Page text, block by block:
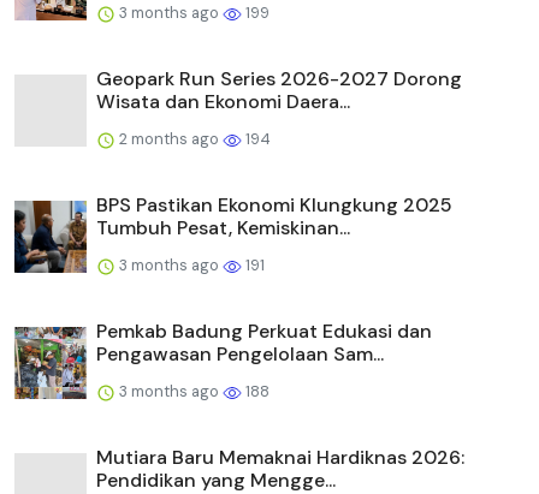
3 months ago 199
Geopark Run Series 2026-2027 Dorong
Wisata dan Ekonomi Daera...
2 months ago 194
BPS Pastikan Ekonomi Klungkung 2025
Tumbuh Pesat, Kemiskinan...
3 months ago 191
Pemkab Badung Perkuat Edukasi dan
Pengawasan Pengelolaan Sam...
3 months ago 188
Mutiara Baru Memaknai Hardiknas 2026:
Pendidikan yang Mengge...